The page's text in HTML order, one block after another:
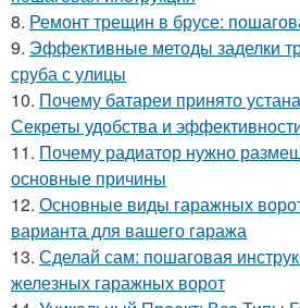
8. Ремонт трещин в брусе:
9. Эффективные методы заделки
сруба с улицы
10. Почему батареи принято
Секреты удобства и
11. Почему радиатор нужно
основные причины
12. Основные виды гаражных
варианта для вашего гаража
13. Сделай сам: пошаговая
железных гаражных ворот